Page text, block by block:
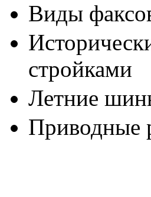
Виды
стройками
Летние
Приводные